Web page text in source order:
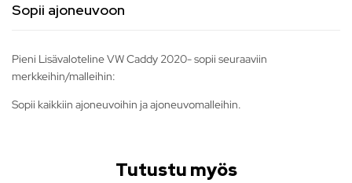
Sopii ajoneuvoon
Pieni Lisävaloteline VW Caddy 2020- sopii seuraaviin
merkkeihin/malleihin:
Sopii kaikkiin ajoneuvoihin ja ajoneuvomalleihin.
Tutustu myös